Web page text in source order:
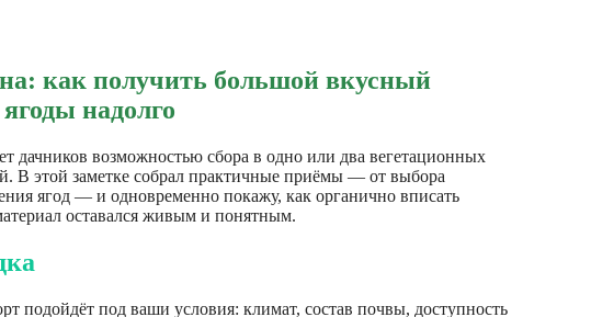
как получить большой вкусный
надолго
дачников возможностью сбора в одно или два вегетационных
В этой заметке собрал практичные приёмы — от выбора
ягод — и одновременно покажу, как органично вписать
оставался живым и понятным.
подойдёт под ваши условия: климат, состав почвы, доступность